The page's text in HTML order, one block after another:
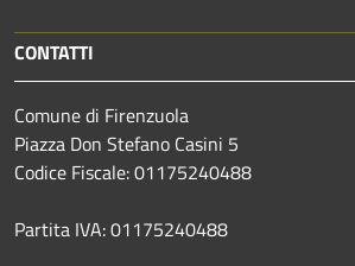
CONTATTI
Comune di Firenzuola
Piazza Don Stefano Casini 5
Codice Fiscale: 01175240488
Partita IVA: 01175240488